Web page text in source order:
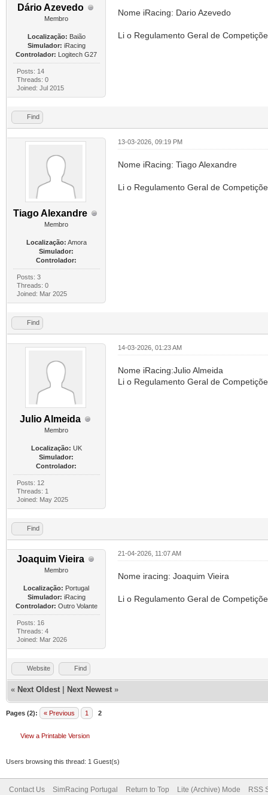
Dário Azevedo
Membro
Localização: Baião
Simulador: iRacing
Controlador: Logitech G27
Posts: 14
Threads: 0
Joined: Jul 2015
Nome iRacing: Dario Azevedo
Li o Regulamento Geral de
Find
Tiago Alexandre
Membro
Localização: Amora
Simulador:
Controlador:
Posts: 3
Threads: 0
Joined: Mar 2025
13-03-2026, 09:19 PM
Nome iRacing: Tiago Alexandre
Li o Regulamento Geral de
Find
Julio Almeida
Membro
Localização: UK
Simulador:
Controlador:
Posts: 12
Threads: 1
Joined: May 2025
14-03-2026, 01:23 AM
Nome iRacing:Julio Almeida
Li o Regulamento Geral de
Find
Joaquim Vieira
Membro
Localização: Portugal
Simulador: iRacing
Controlador: Outro Volante
Posts: 16
Threads: 4
Joined: Mar 2026
21-04-2026, 11:07 AM
Nome iracing: Joaquim Vieira
Li o Regulamento Geral de
Website Find
« Next Oldest Next Newest »
Pages (2): « Previous 1 2
View a Printable Version
Users browsing this thread: 1 Guest(s)
Contact Us SimRacing Portugal Return to Top Lite (Archive) Mode RSS